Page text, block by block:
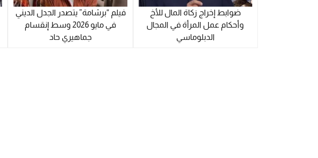
ضوابط إخراج زكاة المال للأخ
وأحكام عمل المرأة في المجال
الدبلوماسي
فيلم “برشامة” يتصدر الجدل الديني
في مايو 2026 وسط إنقسام
جماهيري حاد